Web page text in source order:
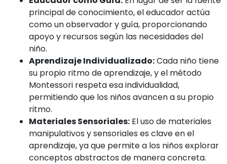
principal de conocimiento, el educador actúa
como un observador y guía, proporcionando
apoyo y recursos según las necesidades del
niño.
Aprendizaje Individualizado:Cada niño tiene
su propio ritmo de aprendizaje, y el método
Montessori respeta esa individualidad,
permitiendo que los niños avancen a su propio
ritmo.
Materiales Sensoriales: El uso de materiales
manipulativos y sensoriales es clave en el
aprendizaje, ya que permite a los niños explorar
conceptos abstractos de manera concreta.